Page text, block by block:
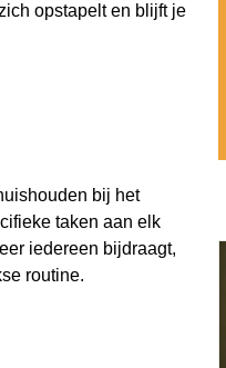
opstapelt en blijft je
bij het
taken aan elk
iedereen bijdraagt,
routine.